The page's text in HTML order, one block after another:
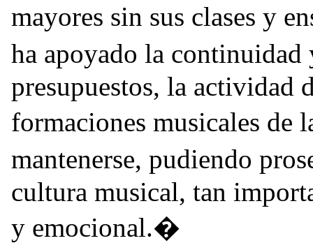
mayores sin sus clases y
ha apoyado la
presupuestos, la actividad
formaciones musicales
mantenerse, pudiendo
cultura musical, tan
y emocional.�